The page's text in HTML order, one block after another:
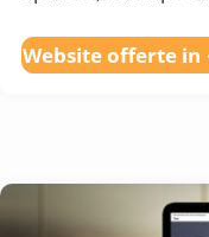
Website offerte in